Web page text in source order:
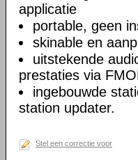
applicatie
portable, geen
skinable en
uitstekende
prestaties via
ingebouwde
station updater.
Stel een correctie voor